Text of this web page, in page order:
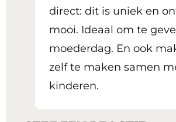
direct: dit is uniek en
mooi. Ideaal om te
moederdag. En ook
zelf te maken samen
kinderen.